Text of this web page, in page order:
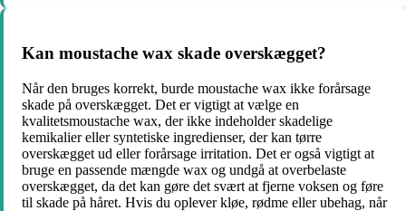
Kan moustache wax skade overskægget?
Når den bruges korrekt, burde moustache wax ikke forårsage
skade på overskægget. Det er vigtigt at vælge en
kvalitetsmoustache wax, der ikke indeholder skadelige
kemikalier eller syntetiske ingredienser, der kan tørre
overskægget ud eller forårsage irritation. Det er også vigtigt at
bruge en passende mængde wax og undgå at overbelaste
overskægget, da det kan gøre det svært at fjerne voksen og føre
til skade på håret. Hvis du oplever kløe, rødme eller ubehag, når